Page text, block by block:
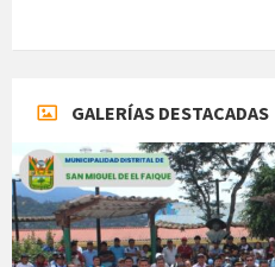
GALERÍAS DESTACADAS